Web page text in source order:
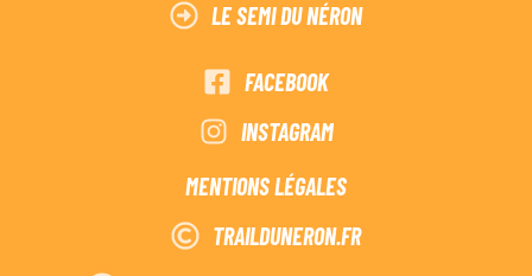
LE SEMI DU NÉRON
FACEBOOK
INSTAGRAM
MENTIONS LÉGALES
TRAILDUNERON.FR